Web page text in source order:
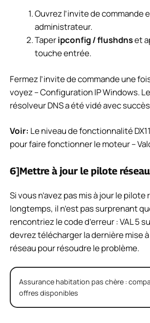
Ouvrez l’invite de commande
administrateur.
Taperipconfig / flushdnset
touche entrée.
Fermez l’invite de commande une
voyez – Configuration IP Windows.
résolveur DNS a été vidé avec
Voir: Le niveau de fonctionnalité
pour faire fonctionner le moteur –
6]Mettre à jour le pilote réseau
Si vous n’avez pas mis à jour le
longtemps, il n’est pas surprenant
rencontriez le code d’erreur : VAL 5
devrez télécharger la dernière mise
réseau pour résoudre le problème.
Assurance habitation pas chère :
offres disponibles